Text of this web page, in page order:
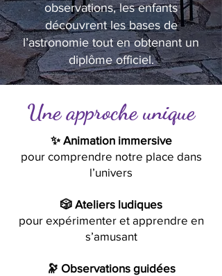
observations, les enfants
découvrent les bases de
l’astronomie tout en obtenant un
diplôme officiel.
Une approche unique
✨ Animation immersive
pour comprendre notre place dans
l’univers
🎲 Ateliers ludiques
pour expérimenter et apprendre en
s’amusant
🔭 Observations guidées